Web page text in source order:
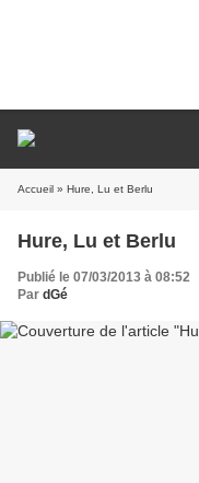
Accueil » Hure, Lu et Berlu
Hure, Lu et Berlu
Publié le 07/03/2013 à 08:52
Par dGé